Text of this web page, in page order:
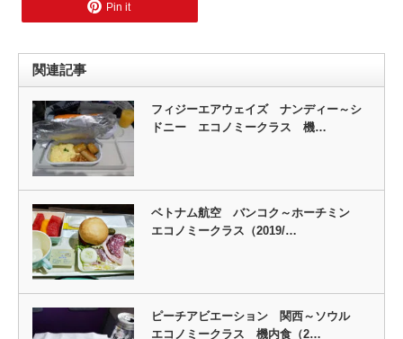
Pin it
関連記事
フィジーエアウェイズ ナンディー～シ
ドニー エコノミークラス 機…
ベトナム航空 バンコク～ホーチミン
エコノミークラス（2019/…
ピーチアビエーション 関西～ソウル
エコノミークラス 機内食（2…